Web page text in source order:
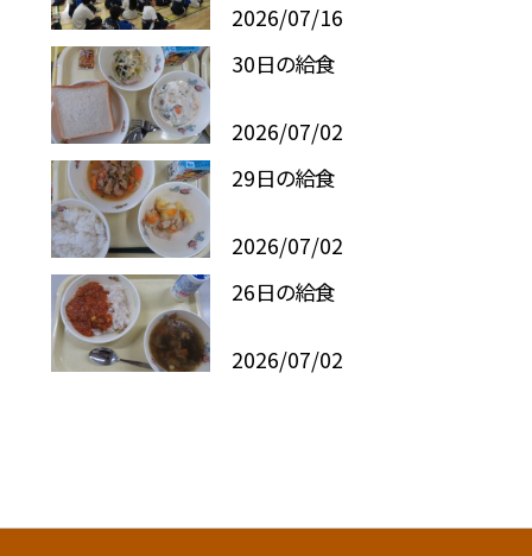
2026/07/16
30日の給食
2026/07/02
29日の給食
2026/07/02
26日の給食
2026/07/02